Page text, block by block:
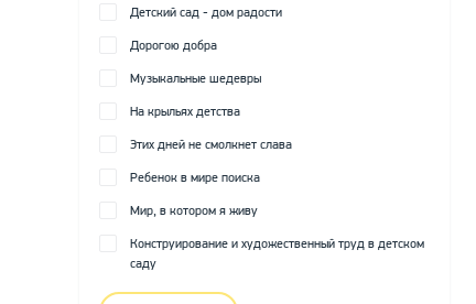
Детский сад - дом радости
Дорогою добра
Музыкальные шедевры
На крыльях детства
Этих дней не смолкнет слава
Ребенок в мире поиска
Мир, в котором я живу
Конструирование и художественный труд в детском
саду